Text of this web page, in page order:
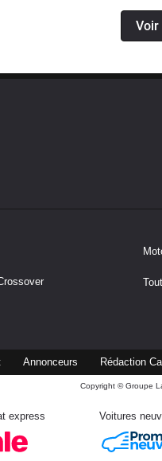
Voir
Annonceurs Rédaction
Copyright © Groupe
express Voitures